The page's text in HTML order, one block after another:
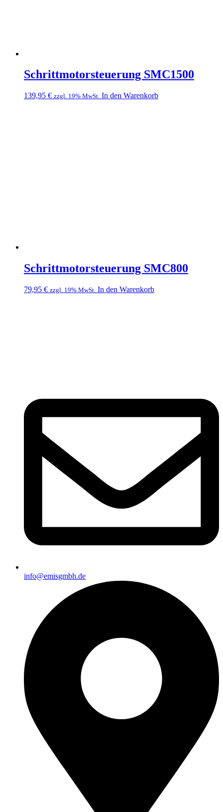
Schrittmotorsteuerung SMC1500
139,95 € zzgl. 19% MwSt. In den Warenkorb
Schrittmotorsteuerung SMC800
79,95 € zzgl. 19% MwSt. In den Warenkorb
info@emisgmbh.de